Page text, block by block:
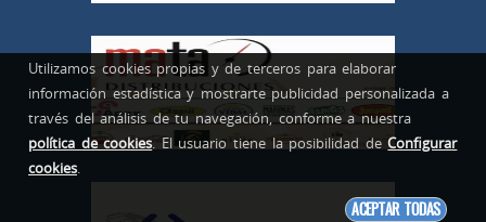
Utilizamos cookies propias y de terceros para elaborar
información estadística y mostrarte publicidad personalizada a
través del análisis de tu navegación, conforme a nuestra
política de cookies. El usuario tiene la posibilidad deConfigurar
cookies.
ACEPTAR TODAS